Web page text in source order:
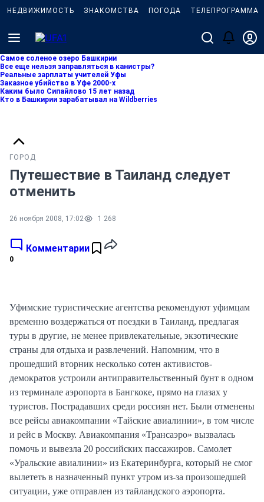
НЕДВИЖИМОСТЬ ЗНАКОМСТВА ПОГОДА ТЕЛЕПРОГРАММА
Самое соленое озеро Башкирии
Все еще нельзя заправляться в канистры?
Реальные зарплаты учителей Уфы
Заказное убийство в Уфе 2000-х
Каким было Сипайлово 15 лет назад
Кто в Башкирии зарабатывал на Wildberries
ГОРОД
Путешествие в Таиланд следует
отменить
26 ноября 2008, 17:02 1 268
Комментарии
0
Уфимские туристические агентства рекомендуют уфимцам
временно воздержаться от поездки в Таиланд, предлагая
туры в другие, не менее привлекательные, экзотические
страны для отдыха и развлечений. Напомним, что в
прошедший вторник несколько сотен активистов-
демократов устроили антиправительственный бунт в одном
из терминале аэропорта в Бангкоке, прямо на глазах у
туристов. Пострадавших среди россиян нет. Были отменены
все рейсы авиакомпании «Тайские авиалинии», в том числе
и рейс в Москву. Авиакомпания «Трансаэро» вызвалась
помочь и вывезла 20 российских пассажиров. Самолет
«Уральские авиалинии» из Екатеринбурга, который не смог
вылететь в назначенный пункт утром из-за произошедшей
ситуации, уже отправлен из тайландского аэропорта.